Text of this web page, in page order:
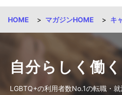
HOME マガジンHOME キ
自分らしく働く
LGBTQ+の利用者数No.1の転職・